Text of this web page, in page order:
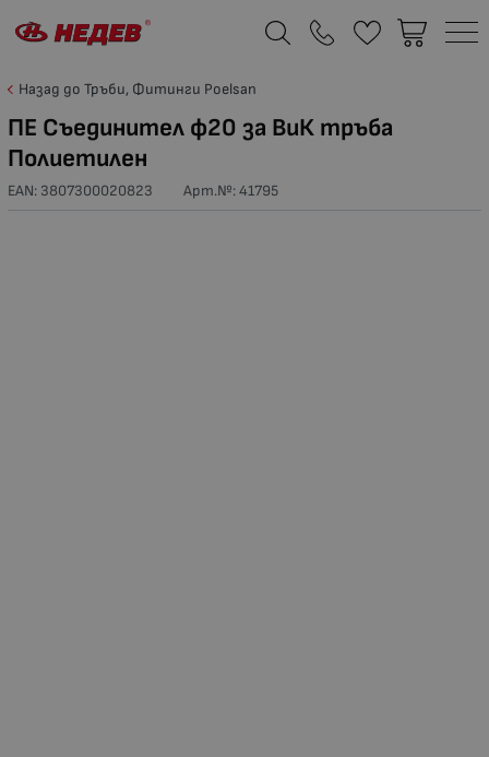
Назад до Тръби, Фитинги Poelsan
ПЕ Съединител ф20 за ВиК тръба
Полиетилен
EAN: 3807300020823 Арт.№:41795